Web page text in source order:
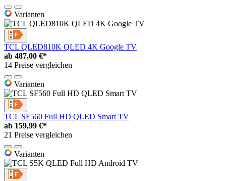
Varianten
TCL QLED810K QLED 4K Google TV
ab 487,00 €*
14 Preise vergleichen
Varianten
TCL SF560 Full HD QLED Smart TV
ab 159,99 €*
21 Preise vergleichen
Varianten